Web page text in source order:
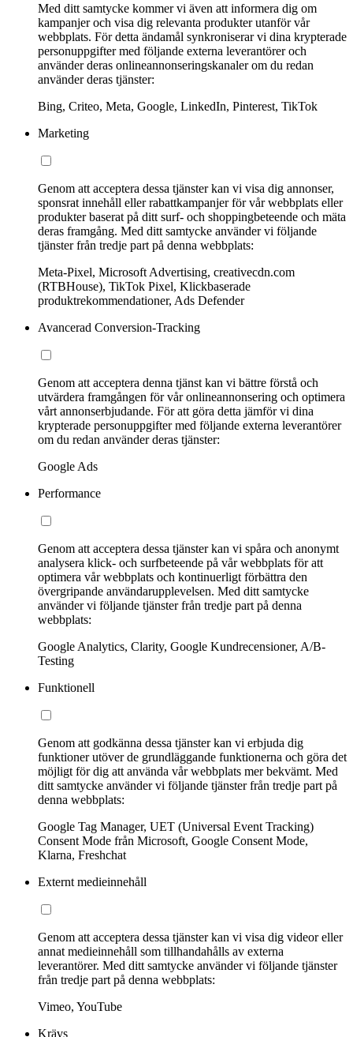
Med ditt samtycke kommer vi även att informera dig om
kampanjer och visa dig relevanta produkter utanför vår
webbplats. För detta ändamål synkroniserar vi dina krypterade
personuppgifter med följande externa leverantörer och
använder deras onlineannonseringskanaler om du redan
använder deras tjänster:
Bing, Criteo, Meta, Google, LinkedIn, Pinterest, TikTok
Marketing
Genom att acceptera dessa tjänster kan vi visa dig annonser,
sponsrat innehåll eller rabattkampanjer för vår webbplats eller
produkter baserat på ditt surf- och shoppingbeteende och mäta
deras framgång. Med ditt samtycke använder vi följande
tjänster från tredje part på denna webbplats:
Meta-Pixel, Microsoft Advertising, creativecdn.com
(RTBHouse), TikTok Pixel, Klickbaserade
produktrekommendationer, Ads Defender
Avancerad Conversion-Tracking
Genom att acceptera denna tjänst kan vi bättre förstå och
utvärdera framgången för vår onlineannonsering och optimera
vårt annonserbjudande. För att göra detta jämför vi dina
krypterade personuppgifter med följande externa leverantörer
om du redan använder deras tjänster:
Google Ads
Performance
Genom att acceptera dessa tjänster kan vi spåra och anonymt
analysera klick- och surfbeteende på vår webbplats för att
optimera vår webbplats och kontinuerligt förbättra den
övergripande användarupplevelsen. Med ditt samtycke
använder vi följande tjänster från tredje part på denna
webbplats:
Google Analytics, Clarity, Google Kundrecensioner, A/B-
Testing
Funktionell
Genom att godkänna dessa tjänster kan vi erbjuda dig
funktioner utöver de grundläggande funktionerna och göra det
möjligt för dig att använda vår webbplats mer bekvämt. Med
ditt samtycke använder vi följande tjänster från tredje part på
denna webbplats:
Google Tag Manager, UET (Universal Event Tracking)
Consent Mode från Microsoft, Google Consent Mode,
Klarna, Freshchat
Externt medieinnehåll
Genom att acceptera dessa tjänster kan vi visa dig videor eller
annat medieinnehåll som tillhandahålls av externa
leverantörer. Med ditt samtycke använder vi följande tjänster
från tredje part på denna webbplats:
Vimeo, YouTube
Krävs